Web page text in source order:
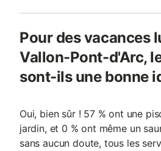
Pour des vacances
Vallon-Pont-d'Arc,
sont-ils une bonne
Oui, bien sûr ! 57 % ont une
jardin, et 0 % ont même un
sans aucun doute, tous les